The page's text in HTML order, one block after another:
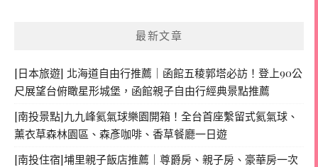
最新文章
[日本旅遊] 北海道自由行推薦｜函館五稜郭塔必訪！登上90公
尺展望台俯瞰星形城堡，函館親子自由行經典景點推薦
[南投景點]九九峰氦氣球樂園開箱！全台首座繫留式氦氣球、
薰衣草森林園區、森彥咖啡、香草餐廳一日遊
[南投住宿]埔里親子飯店推薦｜尊爵房、親子房、豪華房一次